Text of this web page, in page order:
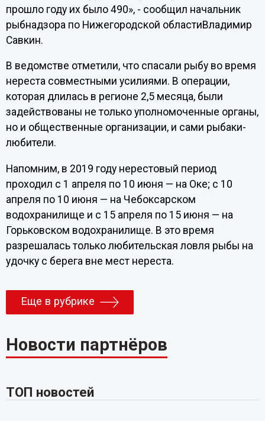
прошло году их было 490», - сообщил начальник
рыбнадзора по Нижегородской областиВладимир
Савкин.
В ведомстве отметили, что спасали рыбу во время
нереста совместными усилиями. В операции,
которая длилась в регионе 2,5 месяца, были
задействованы не только уполномоченные органы,
но и общественные организации, и сами рыбаки-
любители.
Напомним, в 2019 году нерестовый период
проходил с 1 апреля по 10 июня — на Оке; с 10
апреля по 10 июня — на Чебоксарском
водохранилище и с 15 апреля по 15 июня — на
Горьковском водохранилище. В это время
разрешалась только любительская ловля рыбы на
удочку с берега вне мест нереста.
Еще в рубрике
Новости партнёров
ТОП новостей